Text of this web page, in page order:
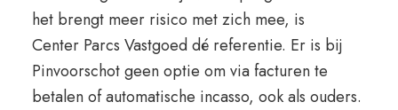
het brengt meer risico met zich mee, is
Center Parcs Vastgoed dé referentie. Er is bij
Pinvoorschot geen optie om via facturen te
betalen of automatische incasso, ook als ouders.